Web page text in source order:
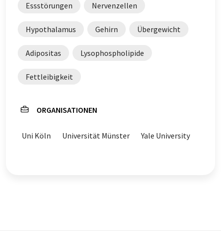
Essstörungen Nervenzellen
Hypothalamus Gehirn Übergewicht
Adipositas Lysophospholipide
Fettleibigkeit
ORGANISATIONEN
Uni Köln Universität Münster Yale University